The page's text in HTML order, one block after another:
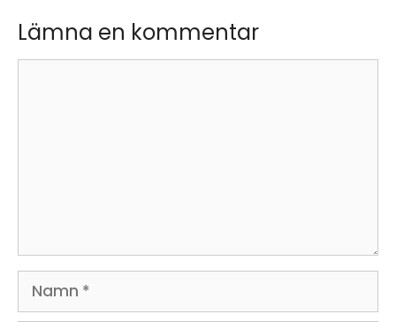
Lämna en kommentar
Namn